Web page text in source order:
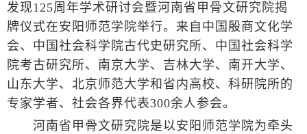
发现125周年学术研讨会暨河南省甲骨文研究院揭
牌仪式在安阳师范学院举行。来自中国殷商文化学
会、中国社会科学院古代史研究所、中国社会科学
院考古研究所、南京大学、吉林大学、南开大学、
山东大学、北京师范大学和省内高校、科研院所的
专家学者、社会各界代表300余人参会。
河南省甲骨文研究院是以安阳师范学院为牵头